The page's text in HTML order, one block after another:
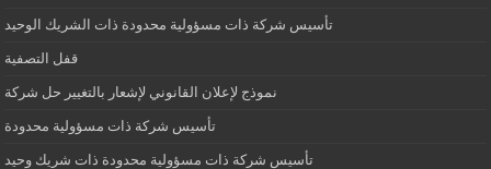
تأسيس شركة ذات مسؤولية محدودة ذات الشريك الوحيد
قفل التصفية
نموذج لإعلان القانوني لإشعار بالتغيير حل شركة
تأسيس شركة ذات مسؤولية محدودة
تأسيس شركة ذات مسؤولية محدودة ذات شريك وحيد